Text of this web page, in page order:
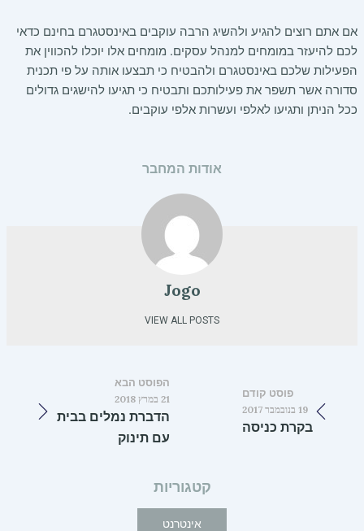
אם אתם רוצים להגיע ולהשיג הרבה עוקבים באינסטגרם בחינם כדאי
לכם להיעזר במומחים למנהל עסקים. מומחים אלו יוכלו להכווין את
הפעילות שלכם באינסטגרם ולהבטיח כי תבצעו אותה על פי תכנית
סדורה אשר תשפר את פעילותכם ותבטיח כי תגיעו להישגים גדולים
ככל הניתן ותגיעו לאלפי ועשרות אלפי עוקבים.
אודות המחבר
Jogo
VIEW ALL POSTS
פוסט קודם
19 בנובמבר 2017
בקרת כניסה
הפוסט הבא
21 במרץ 2018
הדברת נמלים בבית
עם תינוק
קטגוריות
אינטרנט